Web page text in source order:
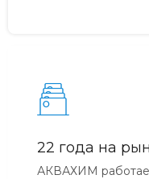
22 года на
АКВАХИМ